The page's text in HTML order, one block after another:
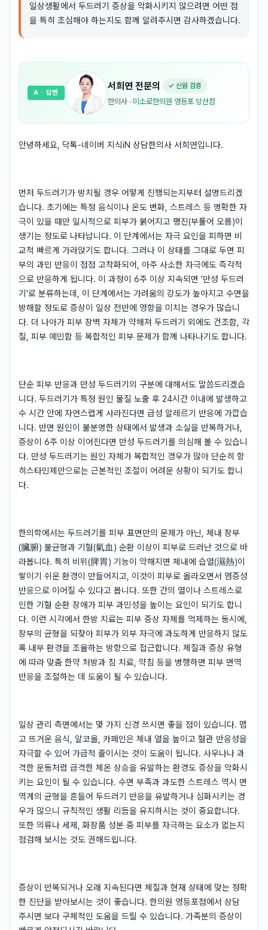
일상생활에서 두드러기 증상을 악화시키지 않으려면 어떤 점
을 특히 조심해야 하는지도 함께 알려주시면 감사하겠습니다.
서희연 전문의 ✓ 신원 검증
한의사 · 미소로한의원 영등포 당산점
A · 답변
안녕하세요, 닥톡-네이버 지식iN 상담한의사 서희연입니다.
먼저 두드러기가 방치될 경우 어떻게 진행되는지부터 설명드리겠
습니다. 초기에는 특정 음식이나 온도 변화, 스트레스 등 명확한 자
극이 있을 때만 일시적으로 피부가 붉어지고 팽진(부풀어 오름)이
생기는 정도로 나타납니다. 이 단계에서는 자극 요인을 피하면 비
교적 빠르게 가라앉기도 합니다. 그러나 이 상태를 그대로 두면 피
부의 과민 반응이 점점 고착화되어, 아주 사소한 자극에도 즉각적
으로 반응하게 됩니다. 이 과정이 6주 이상 지속되면 '만성 두드러
기'로 분류하는데, 이 단계에서는 가려움의 강도가 높아지고 수면을
방해할 정도로 증상이 일상 전반에 영향을 미치는 경우가 많습니
다. 더 나아가 피부 장벽 자체가 약해져 두드러기 외에도 건조함, 각
질, 피부 예민함 등 복합적인 피부 문제가 함께 나타나기도 합니다.
단순 피부 반응과 만성 두드러기의 구분에 대해서도 말씀드리겠습
니다. 두드러기가 특정 원인 물질 노출 후 24시간 이내에 발생하고
수 시간 안에 자연스럽게 사라진다면 급성 알레르기 반응에 가깝습
니다. 반면 원인이 불분명한 상태에서 발생과 소실을 반복하거나,
증상이 6주 이상 이어진다면 만성 두드러기를 의심해 볼 수 있습니
다. 만성 두드러기는 원인 자체가 복합적인 경우가 많아 단순히 항
히스타민제만으로는 근본적인 조절이 어려운 상황이 되기도 합니
다.
한의학에서는 두드러기를 피부 표면만의 문제가 아닌, 체내 장부
(臟腑) 불균형과 기혈(氣血) 순환 이상이 피부로 드러난 것으로 바
라봅니다. 특히 비위(脾胃) 기능이 약해지면 체내에 습열(濕熱)이
쌓이기 쉬운 환경이 만들어지고, 이것이 피부로 올라오면서 염증성
반응으로 이어질 수 있다고 봅니다. 또한 간의 열이나 스트레스로
인한 기혈 순환 장애가 피부 과민성을 높이는 요인이 되기도 합니
다. 이런 시각에서 한방 치료는 피부 증상 자체를 억제하는 동시에,
장부의 균형을 되찾아 피부가 외부 자극에 과도하게 반응하지 않도
록 내부 환경을 조율하는 방향으로 접근합니다. 체질과 증상 유형
에 따라 맞춤 한약 처방과 침 치료, 약침 등을 병행하면 피부 면역
반응을 조절하는 데 도움이 될 수 있습니다.
일상 관리 측면에서는 몇 가지 신경 쓰시면 좋을 점이 있습니다. 맵
고 뜨거운 음식, 알코올, 카페인은 체내 열을 높이고 혈관 반응성을
자극할 수 있어 가급적 줄이시는 것이 도움이 됩니다. 사우나나 과
격한 운동처럼 급격한 체온 상승을 유발하는 환경도 증상을 악화시
키는 요인이 될 수 있습니다. 수면 부족과 과도한 스트레스 역시 면
역계의 균형을 흔들어 두드러기 반응을 유발하거나 심화시키는 경
우가 많으니 규칙적인 생활 리듬을 유지하시는 것이 중요합니다.
또한 의류나 세제, 화장품 성분 중 피부를 자극하는 요소가 없는지
점검해 보시는 것도 권해드립니다.
증상이 반복되거나 오래 지속된다면 체질과 현재 상태에 맞는 정확
한 진단을 받아보시는 것이 좋습니다. 한의원 영등포점에서 상담
주시면 보다 구체적인 도움을 드릴 수 있습니다. 가족분의 증상이